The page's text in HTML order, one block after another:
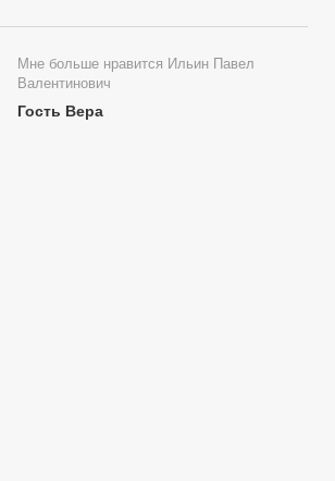
Мне больше нравится Ильин Павел
Валентинович
Гость Вера